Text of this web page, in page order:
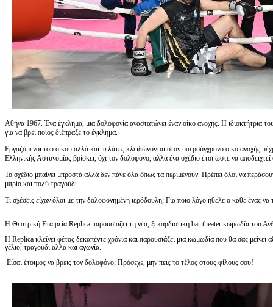
Αθήνα 1967. Ένα έγκλημα, μια δολοφονία αναστατώνει έναν οίκο ανοχής. Η ιδιοκτήτρια
για να βρει ποιος διέπραξε το έγκλημα.
Εργαζόμενοι του οίκου αλλά και πελάτες κλειδώνονται στον υπερσύγχρονο οίκο ανοχής
Ελληνικής Αστυνομίας βρίσκει, όχι τον δολοφόνο, αλλά ένα σχέδιο έτσι ώστε να
Το σχέδιο μπαίνει μπροστά αλλά δεν πάνε όλα όπως τα περιμένουν. Πρέπει όλοι να
μπρίο και πολύ τραγούδι.
Τι σχέσεις είχαν όλοι με την δολοφονημένη ιερόδουλη; Για ποιο λόγο ήθελε ο κάθε ένας να
Η Θεατρική Εταιρεία Replica παρουσιάζει τη νέα, ξεκαρδιστική bar theater κωμωδία του
Η Replica κλείνει φέτος δεκαπέντε χρόνια και παρουσιάζει μια κωμωδία που θα σας
γέλιο, τραγούδι αλλά και αγωνία.
Είσαι έτοιμος να βρεις τον δολοφόνο; Πρόσεχε, μην πεις το τέλος στους φίλους σου!